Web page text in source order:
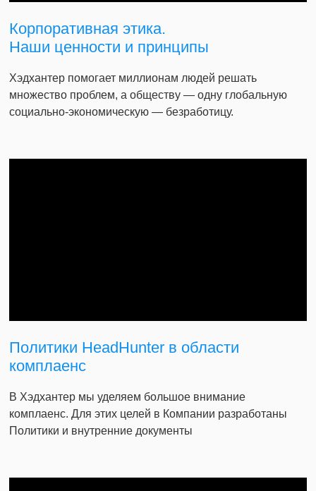
Корпоративная этика.
Наши ценности и принципы
Хэдхантер помогает миллионам людей решать
множество проблем, а обществу — одну глобальную
социально-экономическую — безработицу.
Политики HeadHunter в области
комплаенс
В Хэдхантер мы уделяем большое внимание
комплаенс. Для этих целей в Компании разработаны
Политики и внутренние документы